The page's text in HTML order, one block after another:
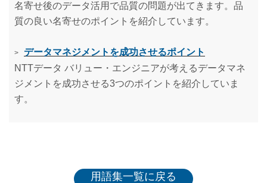
名寄せ後のデータ活用で品質の問題が出てきます。品
質の良い名寄せのポイントを紹介しています。
> データマネジメントを成功させるポイント
NTTデータ バリュー・エンジニアが考えるデータマネ
ジメントを成功させる3つのポイントを紹介していま
す。
用語集一覧に戻る